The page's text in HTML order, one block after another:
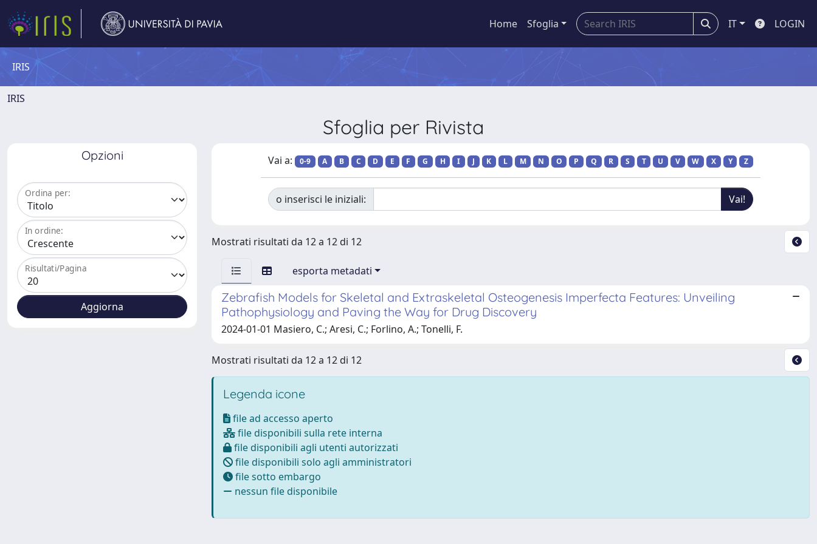
Home Sfoglia IT LOGIN
IRIS
IRIS
Sfoglia per Rivista
Opzioni
Ordina per:
In ordine:
Risultati/Pagina
Vai a: 0-9 A B C D E F G H I J K L M N O P Q R S T U V W X Y Z
o inserisci le iniziali:
Mostrati risultati da 12 a 12 di 12
esporta metadati
Zebrafish Models for Skeletal and Extraskeletal Osteogenesis Imperfecta Features: Unveiling
Pathophysiology and Paving the Way for Drug Discovery
2024-01-01 Masiero, C.; Aresi, C.; Forlino, A.; Tonelli, F.
Mostrati risultati da 12 a 12 di 12
Legenda icone
file ad accesso aperto
file disponibili sulla rete interna
file disponibili agli utenti autorizzati
file disponibili solo agli amministratori
file sotto embargo
nessun file disponibile